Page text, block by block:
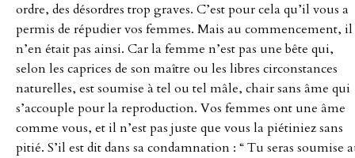
ordre, des désordres trop graves. C’est pour cela qu’il vous a
permis de répudier vos femmes. Mais au commencement, il
n’en était pas ainsi. Car la femme n’est pas une bête qui,
selon les caprices de son maître ou les libres circonstances
naturelles, est soumise à tel ou tel mâle, chair sans âme qui
s’accouple pour la reproduction. Vos femmes ont une âme
comme vous, et il n’est pas juste que vous la piétiniez sans
pitié. S’il est dit dans sa condamnation : “ Tu seras soumise